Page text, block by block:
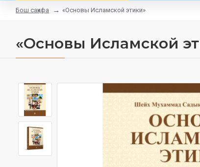
Бош саҳифа «Основы Исламской этики»
«Основы Исламской